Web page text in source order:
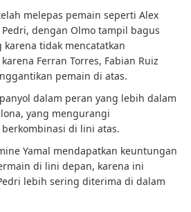
melepas pemain seperti Alex
dengan Olmo tampil bagus
tidak mencatatkan
Ferran Torres, Fabian Ruiz
pemain di atas.
dalam peran yang lebih dalam
​​​​yang mengurangi
di lini atas.
Yamal mendapatkan keuntungan
di lini depan, karena ini
lebih sering diterima di dalam